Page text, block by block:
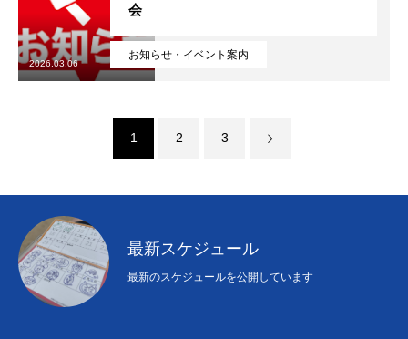
お知らせ・イベント案内
会
2026.03.06
1 2 3
最新スケジュール
最新のスケジュールを公開しています